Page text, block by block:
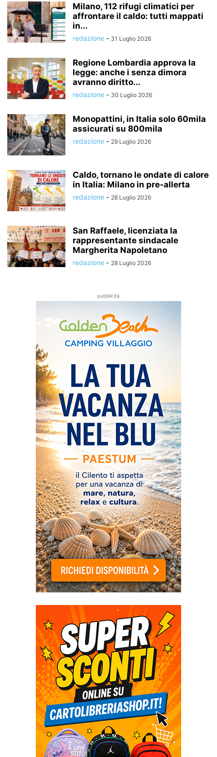
Milano, 112 rifugi climatici per
affrontare il caldo: tutti mappati
in...
redazione - 31 Luglio 2026
Regione Lombardia approva la
legge: anche i senza dimora
avranno diritto...
redazione - 30 Luglio 2026
Monopattini, in Italia solo 60mila
assicurati su 800mila
redazione - 29 Luglio 2026
Caldo, tornano le ondate di calore
in Italia: Milano in pre-allerta
redazione - 28 Luglio 2026
San Raffaele, licenziata la
rappresentante sindacale
Margherita Napoletano
redazione - 28 Luglio 2026
pubblicità